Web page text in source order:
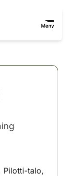
Meny
Pilotti-talo,